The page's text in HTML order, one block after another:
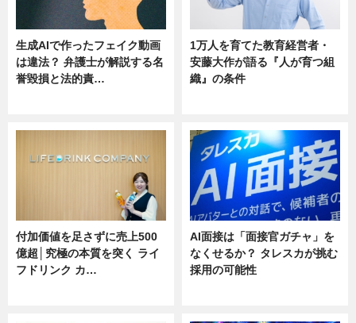
生成AIで作ったフェイク動画
は違法？ 弁護士が解説する名
誉毀損と法的責…
1万人を育てた教育経営者・
安藤大作が語る『人が育つ組
織』の条件
付加価値を足さずに売上500
億超│究極の本質を突く ライ
フドリンク カ…
AI面接は「面接官ガチャ」を
なくせるか？ タレスカが挑む
採用の可能性